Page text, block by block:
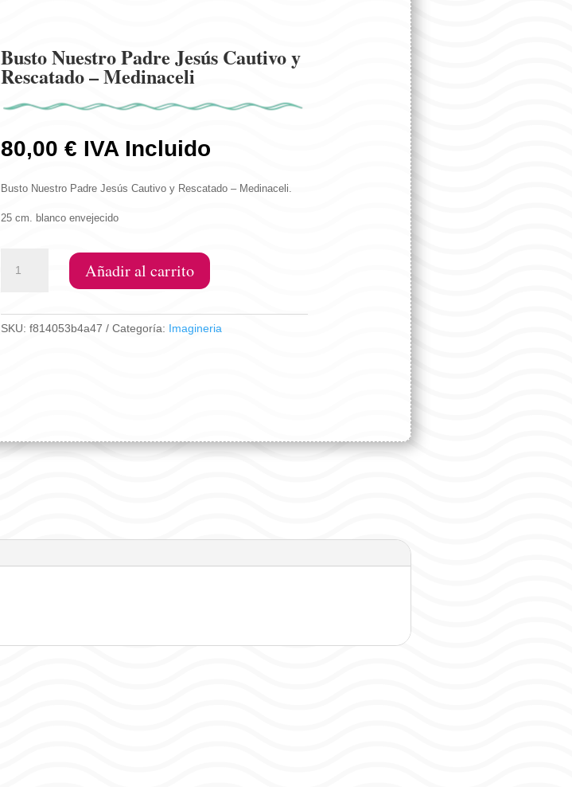
Busto Nuestro Padre Jesús Cautivo y
Rescatado – Medinaceli
80,00 € IVA Incluido
Busto Nuestro Padre Jesús Cautivo y Rescatado – Medinaceli.
25 cm. blanco envejecido
Nuestro
Jesús
Cautivo
Añadir al carrito
SKU: f814053b4a47 Categoría: Imagineria